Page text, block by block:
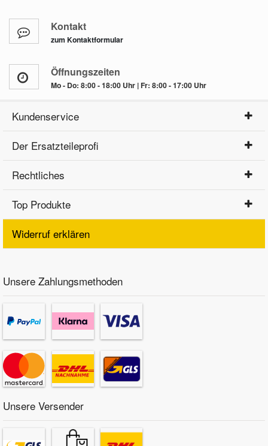
Kontakt
zum Kontaktformular
Öffnungszeiten
Mo - Do: 8:00 - 18:00 Uhr | Fr: 8:00 - 17:00 Uhr
Kundenservice
Der Ersatzteileprofi
Rechtliches
Top Produkte
Widerruf erklären
Unsere Zahlungsmethoden
Unsere Versender